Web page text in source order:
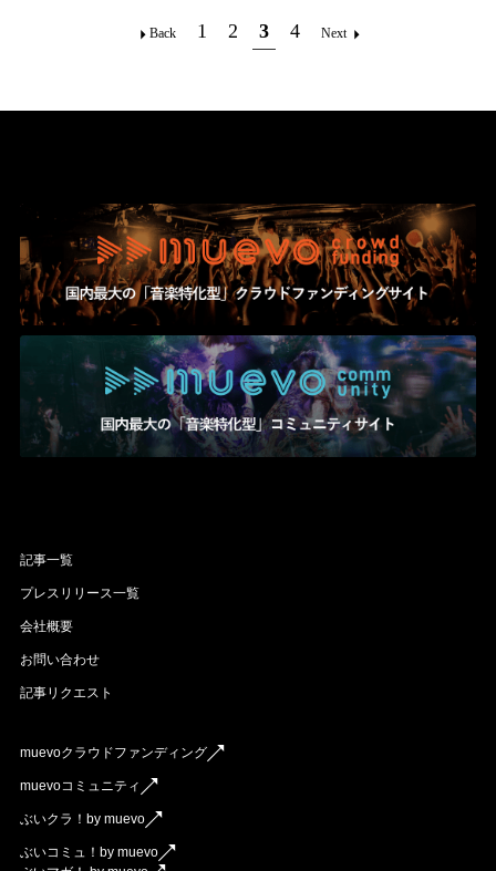
Back 1 2 3 4 Next
記事一覧
プレスリリース一覧
会社概要
お問い合わせ
記事リクエスト
muevoクラウドファンディング
muevoコミュニティ
ぶいクラ！by muevo
ぶいコミュ！by muevo